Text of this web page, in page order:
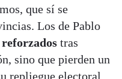
que sí se
Los de Pablo
tras
sino que pierden un
repliegue electoral